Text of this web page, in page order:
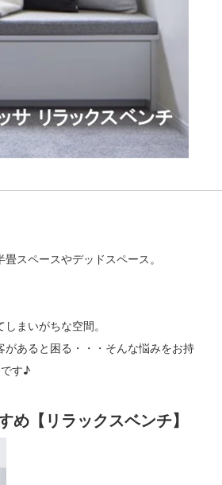
スペースやデッドスペース。
まいがちな空間。
あると困る・・・そんな悩みをお持
す♪
め【リラックスベンチ】